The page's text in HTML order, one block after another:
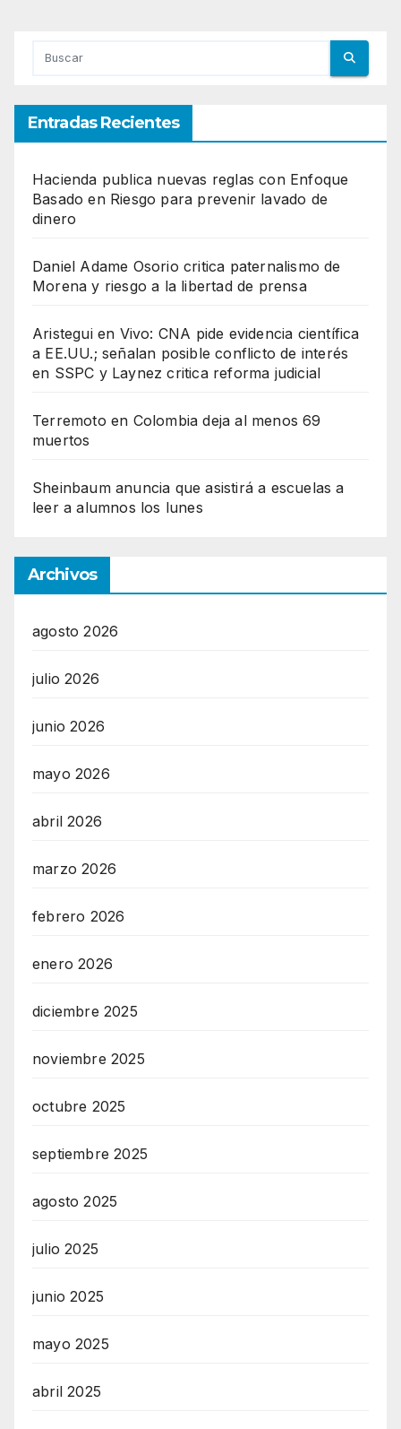
Entradas Recientes
Hacienda publica nuevas reglas con Enfoque
Basado en Riesgo para prevenir lavado de
dinero
Daniel Adame Osorio critica paternalismo de
Morena y riesgo a la libertad de prensa
Aristegui en Vivo: CNA pide evidencia científica
a EE.UU.; señalan posible conflicto de interés
en SSPC y Laynez critica reforma judicial
Terremoto en Colombia deja al menos 69
muertos
Sheinbaum anuncia que asistirá a escuelas a
leer a alumnos los lunes
Archivos
agosto 2026
julio 2026
junio 2026
mayo 2026
abril 2026
marzo 2026
febrero 2026
enero 2026
diciembre 2025
noviembre 2025
octubre 2025
septiembre 2025
agosto 2025
julio 2025
junio 2025
mayo 2025
abril 2025